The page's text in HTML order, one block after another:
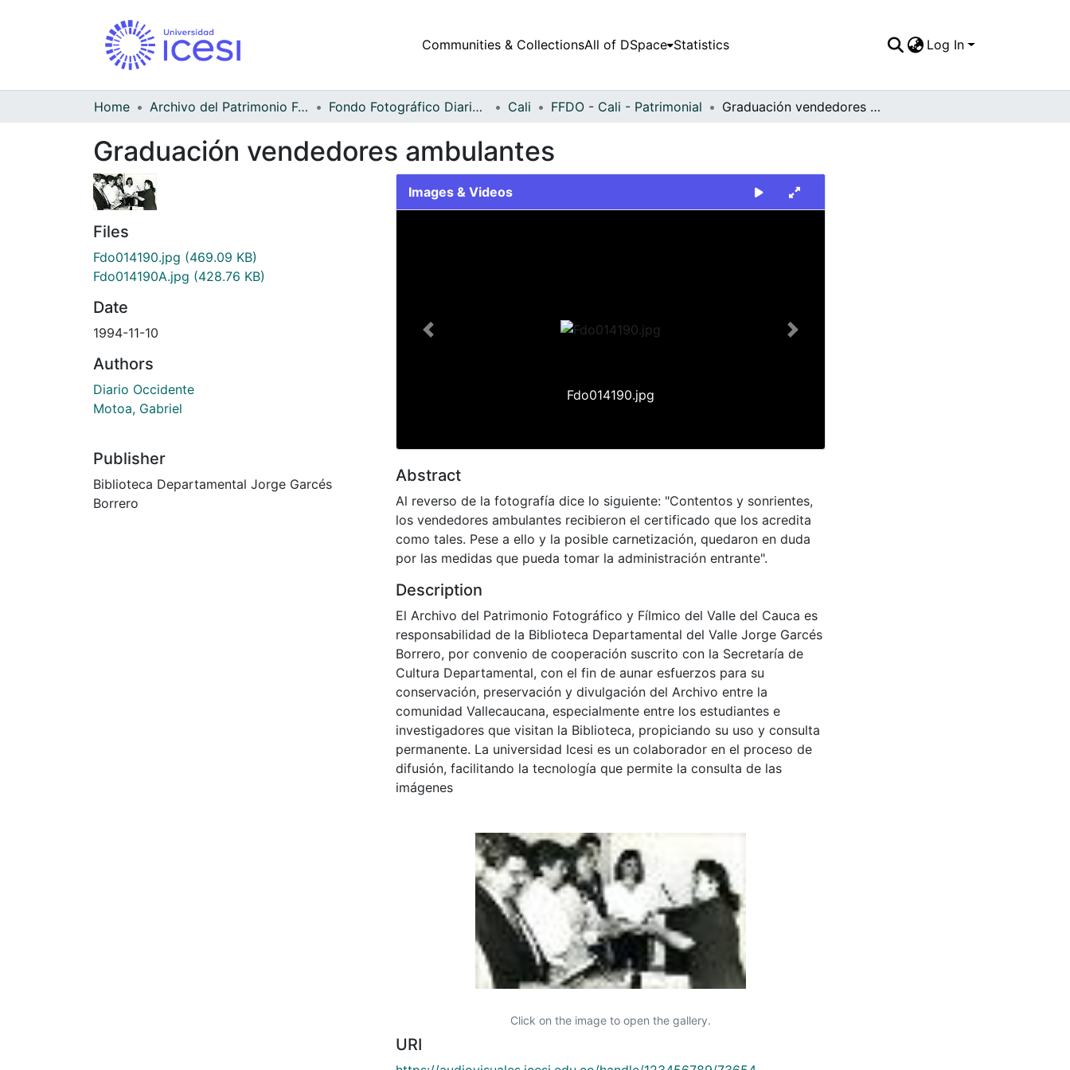
Communities & CollectionsAll of DSpace Statistics Log In
Home Archivo del Patrimonio Fotográfico y Fílmico del Valle del Cauca Fondo Fotográfico Diario Occidente Cali FFDO - Cali - Patrimonial Graduación vendedores ambulantes
Graduación vendedores ambulantes
Files
Fdo014190.jpg (469.09 KB)
Fdo014190A.jpg (428.76 KB)
Date
1994-11-10
Authors
Diario Occidente
Motoa, Gabriel
Publisher
Biblioteca Departamental Jorge Garcés
Borrero
Images & Videos
Fdo014190.jpg
Previous Next
Abstract
Al reverso de la fotografía dice lo siguiente: "Contentos y sonrientes,
los vendedores ambulantes recibieron el certificado que los acredita
como tales. Pese a ello y la posible carnetización, quedaron en duda
por las medidas que pueda tomar la administración entrante".
Description
El Archivo del Patrimonio Fotográfico y Fílmico del Valle del Cauca es
responsabilidad de la Biblioteca Departamental del Valle Jorge Garcés
Borrero, por convenio de cooperación suscrito con la Secretaría de
Cultura Departamental, con el fin de aunar esfuerzos para su
conservación, preservación y divulgación del Archivo entre la
comunidad Vallecaucana, especialmente entre los estudiantes e
investigadores que visitan la Biblioteca, propiciando su uso y consulta
permanente. La universidad Icesi es un colaborador en el proceso de
difusión, facilitando la tecnología que permite la consulta de las
imágenes
Click on the image to open the gallery.
URI